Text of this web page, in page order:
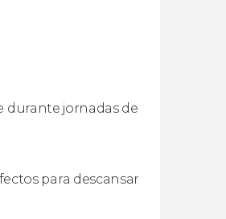
durante jornadas de
para descansar